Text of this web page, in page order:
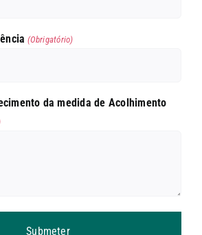
(Obrigatório)
da medida de Acolhimento